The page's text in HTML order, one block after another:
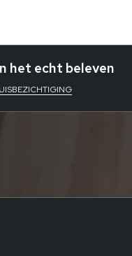
het echt beleven